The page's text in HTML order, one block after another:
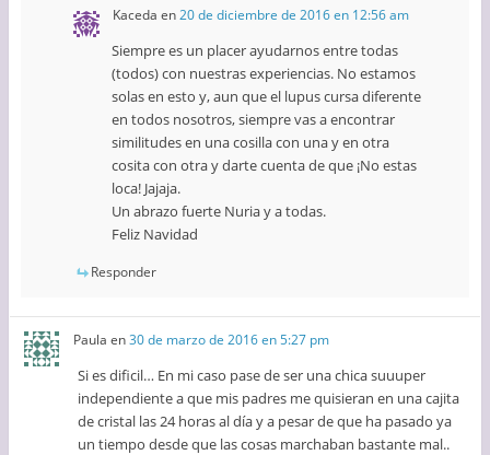
Kaceda en20 de diciembre de 2016 en 12:56 am
Siempre es un placer ayudarnos entre todas
(todos) con nuestras experiencias. No estamos
solas en esto y, aun que el lupus cursa diferente
en todos nosotros, siempre vas a encontrar
similitudes en una cosilla con una y en otra
cosita con otra y darte cuenta de que ¡No estas
loca! Jajaja.
Un abrazo fuerte Nuria y a todas.
Feliz Navidad
Responder
Paula en30 de marzo de 2016 en 5:27 pm
Si es dificil… En mi caso pase de ser una chica suuuper
independiente a que mis padres me quisieran en una cajita
de cristal las 24 horas al día y a pesar de que ha pasado ya
un tiempo desde que las cosas marchaban bastante mal..